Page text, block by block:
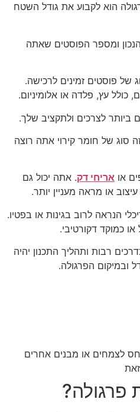
הוא לקבוע את גודל השטח
ומספר הפוסטים שאתה
של פוסטים זמינים לרכישה.
כולל עץ, פלדה או אלומיניום.
לצרכים ולתקציב שלך.
סוג של חומר קירוי אתה רוצה
או אריחי דק. אתה יכול גם
או מראה מעניין יותר.
הנראה לרוב בגינות או בפטיו.
כמוקד דקורטיבי.
רבות ותהליך התכנון יהיה
ובמיקום הפרגולה.
לצמחים או מבנים אחרים
פרגולה?